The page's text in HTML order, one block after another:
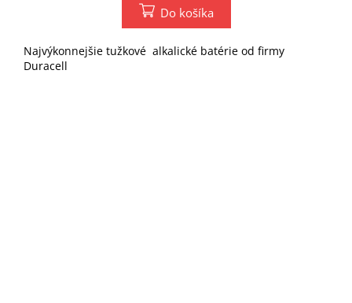
Do košíka
Najvýkonnejšie tužkové alkalické batérie od firmy
Duracell